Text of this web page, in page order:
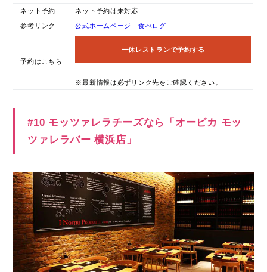
ネット予約 ネット予約は未対応
参考リンク 公式ホームページ 食べログ
予約はこちら
一休レストランで予約する
※最新情報は必ずリンク先をご確認ください。
#10 モッツァレラチーズなら「オービカ モッ
ツァレラバー 横浜店」